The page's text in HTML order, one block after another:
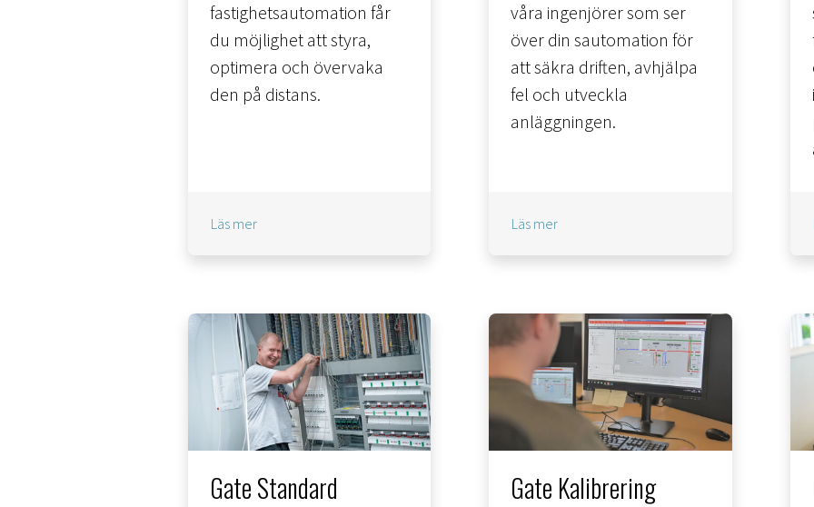
fastighetsautomation får
du möjlighet att styra,
optimera och övervaka
den på distans.
Läs mer
våra ingenjörer som ser
över din sautomation för
att säkra driften, avhjälpa
fel och utveckla
anläggningen.
Läs mer
Gate Standard Gate Kalibrering